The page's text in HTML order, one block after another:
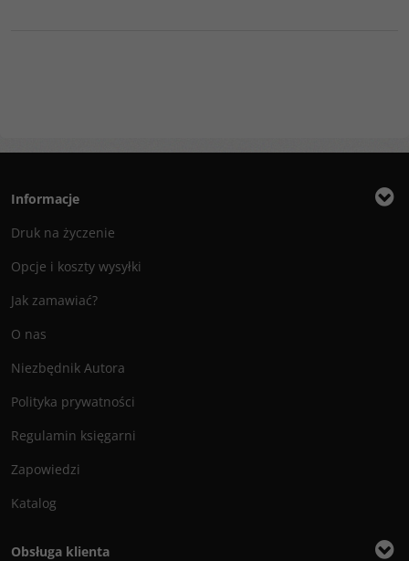
Informacje
Druk na życzenie
Opcje i koszty wysyłki
Jak zamawiać?
O nas
Niezbędnik Autora
Polityka prywatności
Regulamin księgarni
Zapowiedzi
Katalog
Obsługa klienta